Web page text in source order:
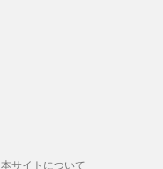
本サイトについて